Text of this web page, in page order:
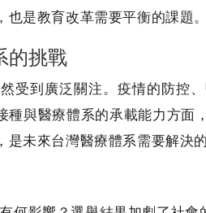
是教育改革需要平衡的課題。
的挑戰
受到廣泛關注。疫情的防控
種與醫療體系的承載能力方面
未來台灣醫療體系需要解決的